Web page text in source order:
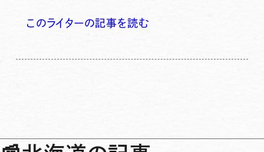
このライターの記事を読む